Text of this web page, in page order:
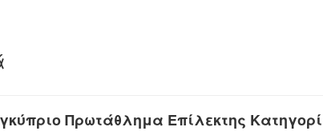
Πρωτάθλημα Επίλεκτης